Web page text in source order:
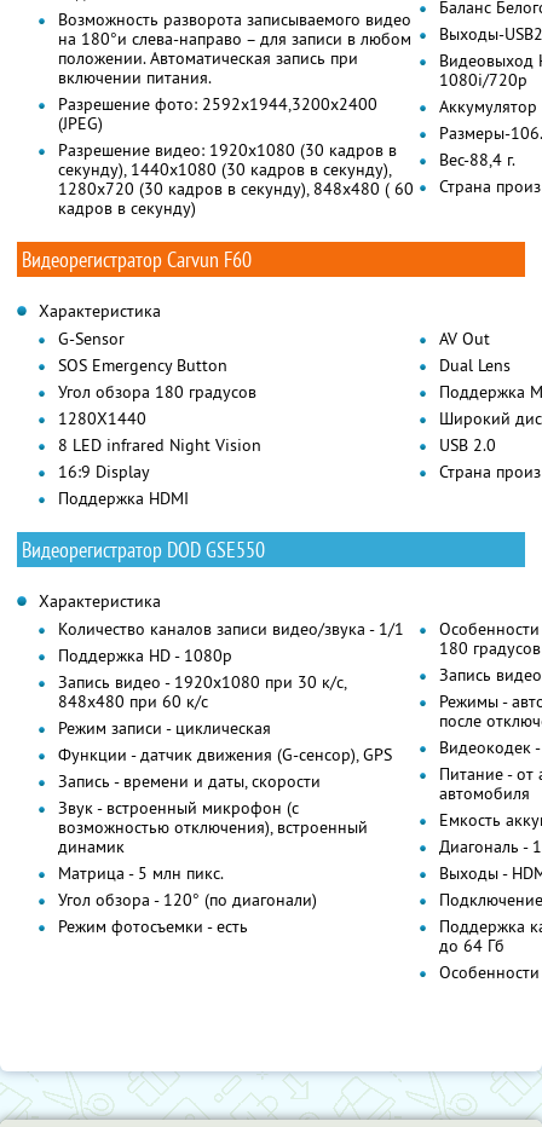
Возможность разворота записываемого видео
на 180°и слева-направо – для записи в любом
положении. Автоматическая запись при
включении питания.
Разрешение фото: 2592х1944,3200х2400
(JPEG)
Разрешение видео: 1920х1080 (30 кадров в
секунду), 1440х1080 (30 кадров в секунду),
1280х720 (30 кадров в секунду), 848х480 ( 60
кадров в секунду)
Баланс
Выходы-
Видеовыход
1080i/720p
Размеры-
Вес-88,4 г.
Страна
Видеорегистратор Carvun F60
Характеристика
G-Sensor
SOS Emergency Button
Угол обзора 180 градусов
1280X1440
8 LED infrared Night Vision
16:9 Display
Поддержка HDMI
AV Out
Dual Lens
Поддержка
Широкий
USB 2.0
Страна
Видеорегистратор DOD GSE550
Характеристика
Количество каналов записи видео/звука - 1/1
Поддержка HD - 1080p
Запись видео - 1920x1080 при 30 к/с,
848x480 при 60 к/с
Режим записи - циклическая
Функции - датчик движения (G-сенсор), GPS
Запись - времени и даты, скорости
Звук - встроенный микрофон (с
возможностью отключения), встроенный
динамик
Матрица - 5 млн пикс.
Угол обзора - 120° (по диагонали)
Режим фотосъемки - есть
180 градусов
Запись видео
Режимы -
после
Видеокодек
Питание - от
автомобиля
Емкость
Диагональ -
Выходы -
Поддержка
до 64 Гб